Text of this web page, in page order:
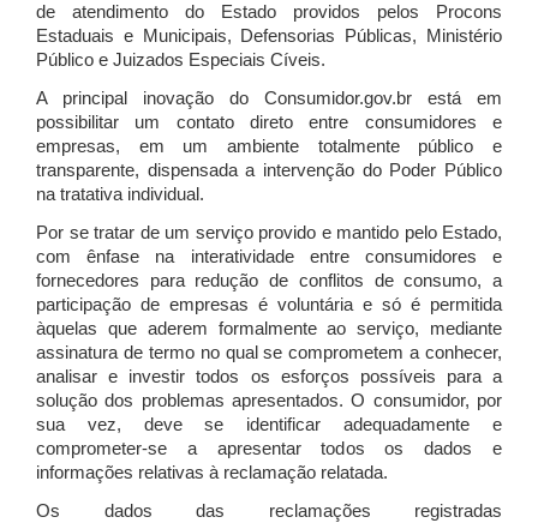
de atendimento do Estado providos pelos Procons
Estaduais e Municipais, Defensorias Públicas, Ministério
Público e Juizados Especiais Cíveis.
A principal inovação do Consumidor.gov.br está em
possibilitar um contato direto entre consumidores e
empresas, em um ambiente totalmente público e
transparente, dispensada a intervenção do Poder Público
na tratativa individual.
Por se tratar de um serviço provido e mantido pelo Estado,
com ênfase na interatividade entre consumidores e
fornecedores para redução de conflitos de consumo, a
participação de empresas é voluntária e só é permitida
àquelas que aderem formalmente ao serviço, mediante
assinatura de termo no qual se comprometem a conhecer,
analisar e investir todos os esforços possíveis para a
solução dos problemas apresentados. O consumidor, por
sua vez, deve se identificar adequadamente e
comprometer-se a apresentar todos os dados e
informações relativas à reclamação relatada.
Os dados das reclamações registradas